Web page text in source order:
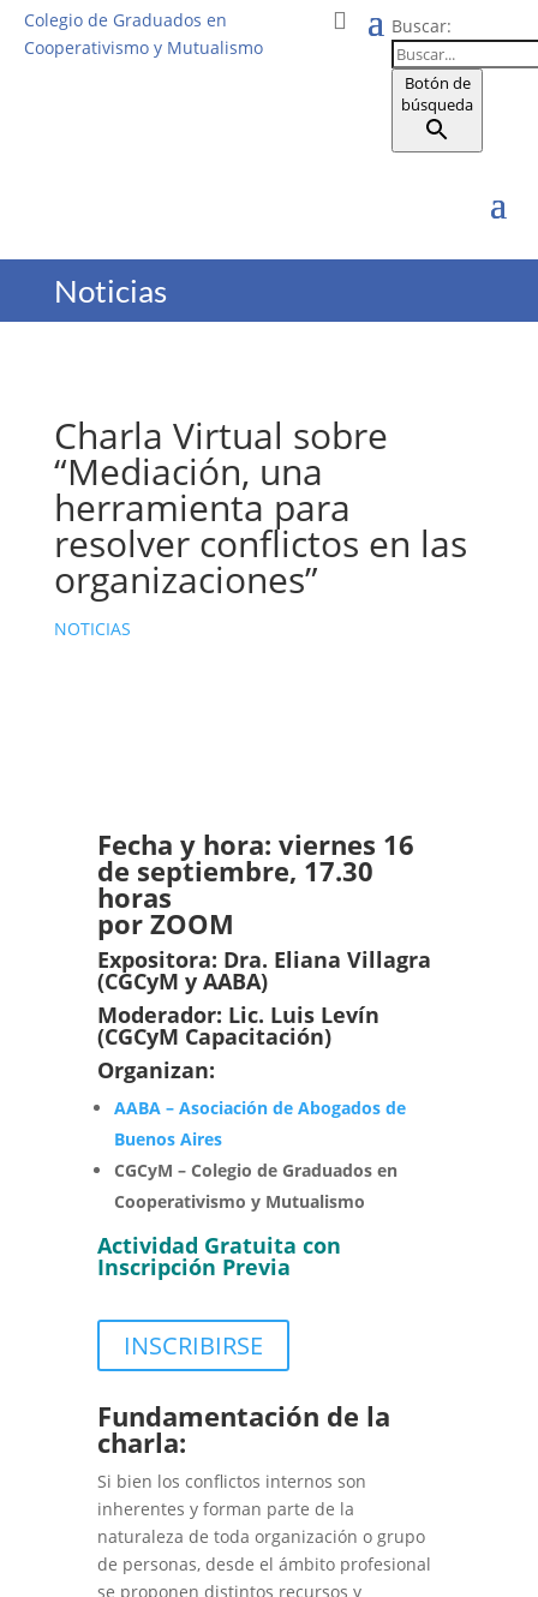
Colegio de Graduados en
Cooperativismo y Mutualismo
Buscar:
Botón de
búsqueda
Noticias
Charla Virtual sobre
“Mediación, una
herramienta para
resolver conflictos en las
organizaciones”
NOTICIAS
Fecha y hora: viernes 16
de septiembre, 17.30
horas
por ZOOM
Expositora: Dra. Eliana Villagra
(CGCyM y AABA)
Moderador: Lic. Luis Levín
(CGCyM Capacitación)
Organizan:
AABA – Asociación de Abogados de
Buenos Aires
CGCyM – Colegio de Graduados en
Cooperativismo y Mutualismo
Actividad Gratuita con
Inscripción Previa
INSCRIBIRSE
Fundamentación de la
charla:
Si bien los conflictos internos son
inherentes y forman parte de la
naturaleza de toda organización o grupo
de personas, desde el ámbito profesional
se proponen distintos recursos y